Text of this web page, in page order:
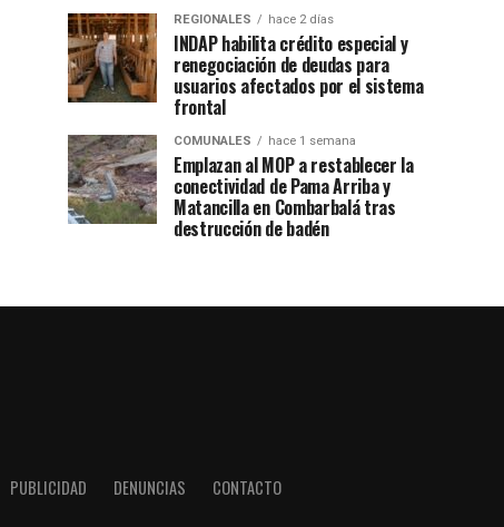
REGIONALES hace 2 días
INDAP habilita crédito especial y
renegociación de deudas para
usuarios afectados por el sistema
frontal
COMUNALES hace 1 semana
Emplazan al MOP a restablecer la
conectividad de Pama Arriba y
Matancilla en Combarbalá tras
destrucción de badén
PUBLICIDAD DENUNCIAS CONTACTO